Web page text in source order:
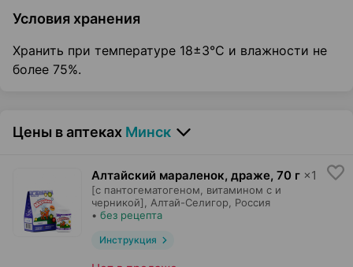
Условия хранения
Хранить при температуре 18±3°С и влажности не
более 75%.
Цены в аптеках Минск
Алтайский мараленок, драже, 70 г ×1
[с пантогематогеном, витамином с и
черникой], Алтай-Селигор, Россия
• без рецепта
Инструкция